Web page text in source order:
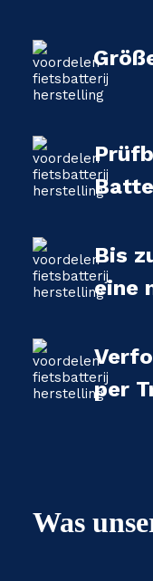
Bis
eine
per
Was